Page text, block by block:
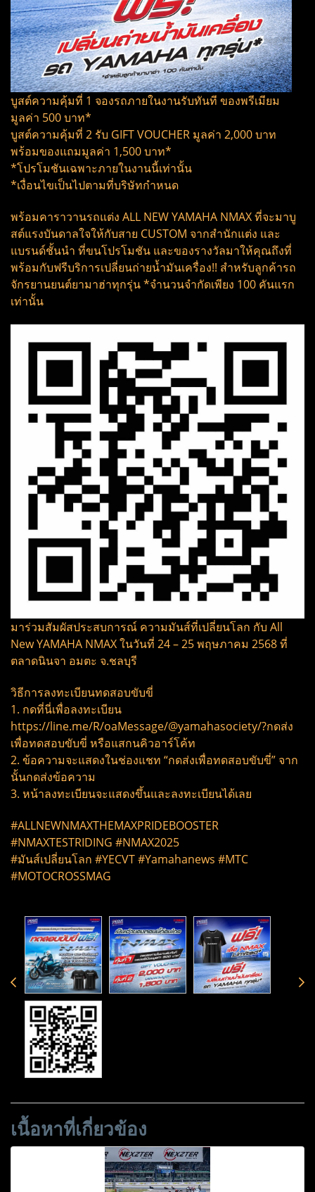
บูสต์ความคุ้มที่ 1 จองรถภายในงานรับทันที ของพรีเมียม
มูลค่า 500 บาท*
บูสต์ความคุ้มที่ 2 รับ GIFT VOUCHER มูลค่า 2,000 บาท
พร้อมของแถมมูลค่า 1,500 บาท*
*โปรโมชันเฉพาะภายในงานนี้เท่านั้น
*เงื่อนไขเป็นไปตามที่บริษัทกำหนด
พร้อมคาราวานรถแต่ง ALL NEW YAMAHA NMAX ที่จะมาบู
สต์แรงบันดาลใจให้กับสาย CUSTOM จากสำนักแต่ง และ
แบรนด์ชั้นนำ ที่ขนโปรโมชัน และของรางวัลมาให้คุณถึงที่
พร้อมกับฟรีบริการเปลี่ยนถ่ายน้ำมันเครื่อง!! สำหรับลูกค้ารถ
จักรยานยนต์ยามาฮ่าทุกรุ่น *จำนวนจำกัดเพียง 100 คันแรก
เท่านั้น
มาร่วมสัมผัสประสบการณ์ ความมันส์ที่เปลี่ยนโลก กับ All
New YAMAHA NMAX ในวันที่ 24 – 25 พฤษภาคม 2568 ที่
ตลาดนินจา อมตะ จ.ชลบุรี
วิธีการลงทะเบียนทดสอบขับขี่
1. กดที่นี่เพื่อลงทะเบียน
https://line.me/R/oaMessage/@yamahasociety/?กดส่ง
เพื่อทดสอบขับขี่ หรือแสกนคิวอาร์โค้ท
2. ข้อความจะแสดงในช่องแชท “กดส่งเพื่อทดสอบขับขี่” จาก
นั้นกดส่งข้อความ
3. หน้าลงทะเบียนจะแสดงขึ้นและลงทะเบียนได้เลย
#ALLNEWNMAXTHEMAXPRIDEBOOSTER
#NMAXTESTRIDING #NMAX2025
#มันส์เปลี่ยนโลก #YECVT #Yamahanews #MTC
#MOTOCROSSMAG
เนื้อหาที่เกี่ยวข้อง